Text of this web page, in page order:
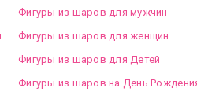
Фигуры из шаров для мужчин
Фигуры из шаров для женщин
Фигуры из шаров для Детей
Фигуры из шаров на День